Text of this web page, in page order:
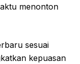
menonton
sesuai
kepuasan